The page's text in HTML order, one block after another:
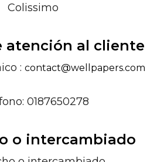
Colissimo
atención al cliente
: contact@wellpapers.com
0187650278
o intercambiado